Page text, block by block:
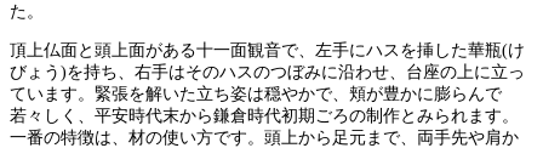
た。
頂上仏面と頭上面がある十一面観音で、左手にハスを挿した華瓶(け
びょう)を持ち、右手はそのハスのつぼみに沿わせ、台座の上に立っ
ています。緊張を解いた立ち姿は穏やかで、頬が豊かに膨らんで
若々しく、平安時代末から鎌倉時代初期ごろの制作とみられます。
一番の特徴は、材の使い方です。頭上から足元まで、両手先や肩か